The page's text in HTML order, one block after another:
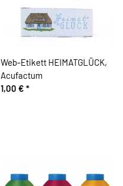
Web-Etikett HEIMATGLÜCK,
Acufactum
1,00 € *